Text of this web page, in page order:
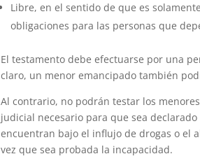
Libre, en el sentido de que es
obligaciones para las personas que
El testamento debe efectuarse por una
claro, un menor emancipado también
Al contrario, no podrán testar los
judicial necesario para que sea
encuentran bajo el influjo de drogas o el
vez que sea probada la incapacidad.